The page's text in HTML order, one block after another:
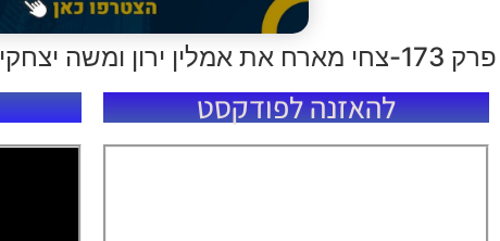
פרק 173-צחי מארח את אמלין ירון ומשה יצחקיאן- מימון, משכנתאות ולא רק
להאזנה לפודקסט